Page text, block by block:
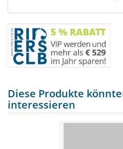
Diese Produkte
interessieren